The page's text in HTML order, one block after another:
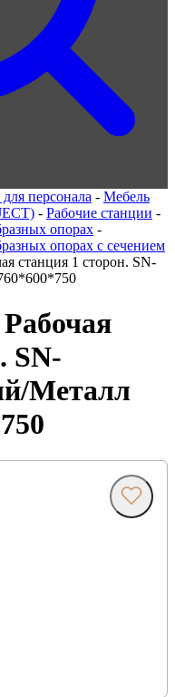
персонала - Мебель
- Рабочие станции -
опорах -
опорах с сечением
станция 1 сторон. SN-
SN-
Металл